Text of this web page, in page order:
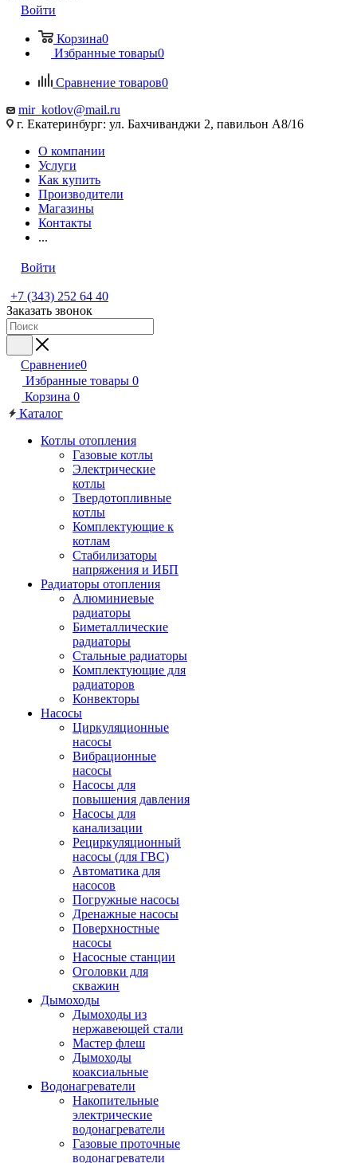
Войти
Корзина0
Избранные товары0
Сравнение товаров0
mir_kotlov@mail.ru
г. Екатеринбург: ул. Бахчиванджи 2, павильон А8/16
О компании
Услуги
Как купить
Производители
Магазины
Контакты
...
Войти
+7 (343) 252 64 40
Заказать звонок
Сравнение0
Избранные товары 0
Корзина 0
Каталог
Котлы отопления
Газовые котлы
Электрические
котлы
Твердотопливные
котлы
Комплектующие к
котлам
Стабилизаторы
напряжения и ИБП
Радиаторы отопления
Алюминиевые
радиаторы
Биметаллические
радиаторы
Стальные радиаторы
Комплектующие для
радиаторов
Конвекторы
Насосы
Циркуляционные
насосы
Вибрационные
насосы
Насосы для
повышения давления
Насосы для
канализации
Рециркуляционный
насосы (для ГВС)
Автоматика для
насосов
Погружные насосы
Дренажные насосы
Поверхностные
насосы
Насосные станции
Оголовки для
скважин
Дымоходы
Дымоходы из
нержавеющей стали
Мастер флеш
Дымоходы
коаксиальные
Водонагреватели
Накопительные
электрические
водонагреватели
Газовые проточные
водонагреватели